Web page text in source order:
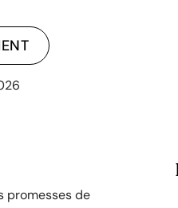
promesses de